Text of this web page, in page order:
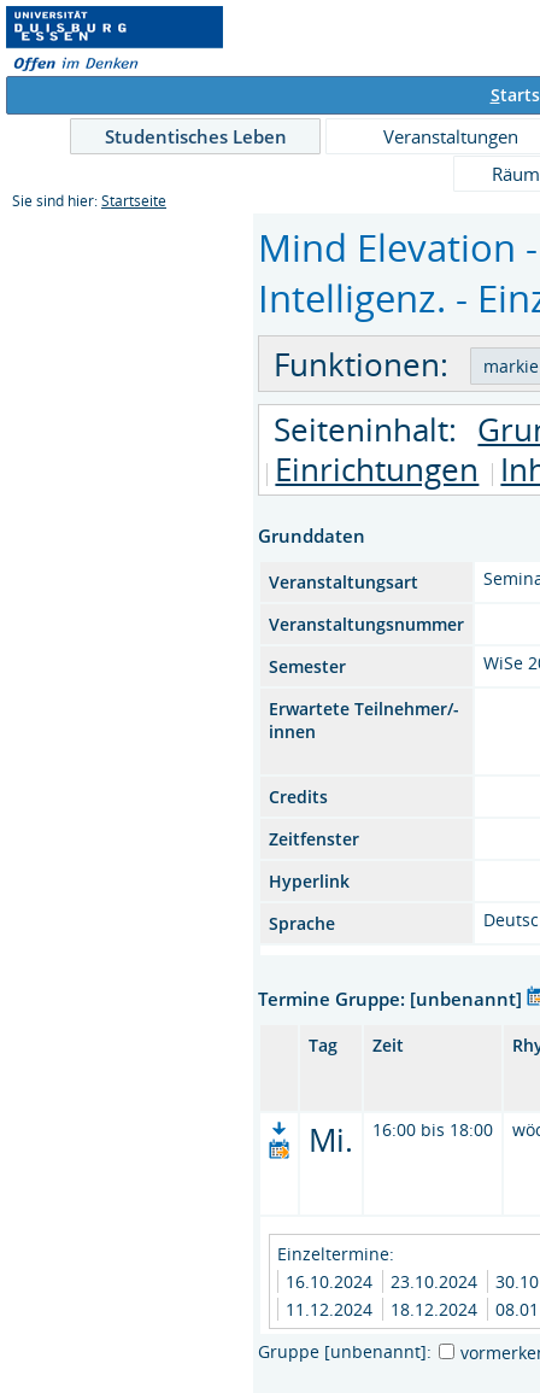
S
Studentisches Leben
Veranstaltungen
Sie sind hier: Startseite
Mind Elevation
Intelligenz. -
Funktionen:
Seiteninhalt:
Einrichtungen
Grunddaten
Veranstaltungsart
Veranstaltungsnummer
Semester
WiSe
Erwartete Teilnehmer/-
innen
Credits
Zeitfenster
Hyperlink
Sprache
Termine Gruppe: [unbenannt]
Tag Zeit
Mi. 16:00 bis 18:00
Einzeltermine:
16.10.2024
23.10.2024
11.12.2024
18.12.2024
Gruppe [unbenannt]: